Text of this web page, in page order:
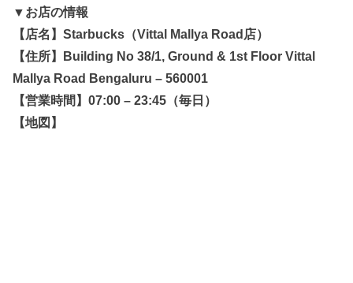
▼お店の情報
【店名】Starbucks（Vittal Mallya Road店）
【住所】Building No 38/1, Ground & 1st Floor Vittal
Mallya Road Bengaluru – 560001
【営業時間】07:00 – 23:45（毎日）
【地図】